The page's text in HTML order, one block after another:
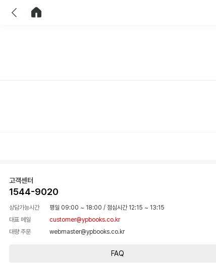
고객센터
1544-9020
상담가능시간 평일 09:00 ~ 18:00 / 점심시간 12:15 ~ 13:15
대표 메일
customer@ypbooks.co.kr
대량 주문
webmaster@ypbooks.co.kr
FAQ